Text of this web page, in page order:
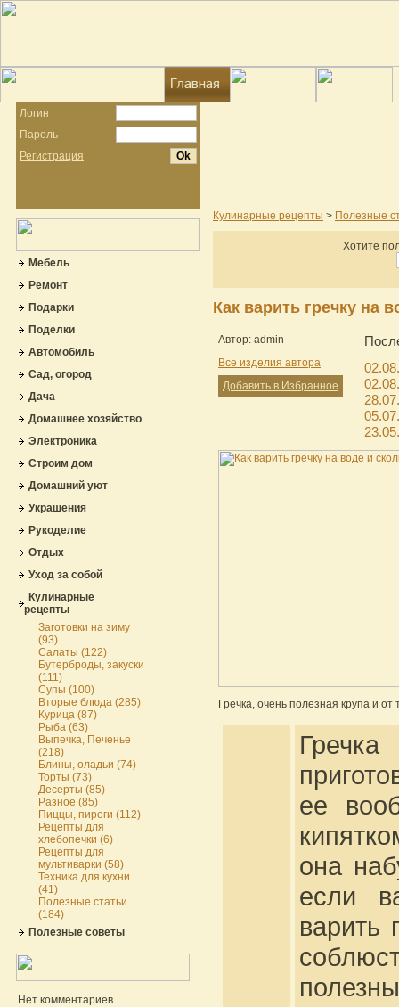
Логин
Пароль
Регистрация
Мебель
Ремонт
Подарки
Поделки
Автомобиль
Сад, огород
Дача
Домашнее хозяйство
Электроника
Строим дом
Домашний уют
Украшения
Рукоделие
Отдых
Уход за собой
Кулинарные
рецепты
Заготовки на зиму
(93)
Салаты (122)
Бутерброды, закуски
(111)
Супы (100)
Вторые блюда (285)
Курица (87)
Рыба (63)
Выпечка, Печенье
(218)
Блины, оладьи (74)
Торты (73)
Десерты (85)
Разное (85)
Пиццы, пироги (112)
Рецепты для
хлебопечки (6)
Рецепты для
мультиварки (58)
Техника для кухни
(41)
Полезные статьи
(184)
Полезные советы
Нет комментариев.
Кулинарные рецепты > Полезные
Хотите
Как варить гречку на
Автор: admin
Все изделия автора
Добавить в Избранное
Гречка, очень полезная крупа и от
ее
она
если
варить